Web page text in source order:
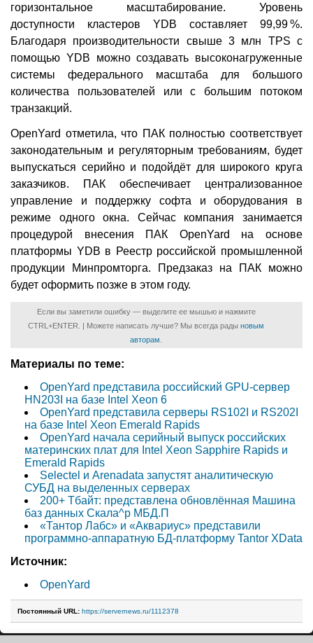
горизонтальное масштабирование. Уровень
доступности кластеров YDB составляет 99,99 %.
Благодаря производительности свыше 3 млн TPS с
помощью YDB можно создавать высоконагруженные
системы федерального масштаба для большого
количества пользователей или с большим потоком
транзакций.
OpenYard отметила, что ПАК полностью соответствует
законодательным и регуляторным требованиям, будет
выпускаться серийно и подойдёт для широкого круга
заказчиков. ПАК обеспечивает централизованное
управление и поддержку софта и оборудования в
режиме одного окна. Сейчас компания занимается
процедурой внесения ПАК OpenYard на основе
платформы YDB в Реестр российской промышленной
продукции Минпромторга. Предзаказ на ПАК можно
будет оформить позже в этом году.
Если вы заметили ошибку — выделите ее мышью и нажмите
CTRL+ENTER. | Можете написать лучше? Мы всегда рады новым
авторам
Материалы по теме:
OpenYard представила российский GPU-сервер
HN203I на базе Intel Xeon 6
OpenYard представила серверы RS102I и RS202I
на базе Intel Xeon Emerald Rapids
OpenYard начала серийный выпуск российских
материнских плат для Intel Xeon Sapphire Rapids и
Emerald Rapids
Selectel и Arenadata запустят аналитическую
СУБД на выделенных серверах
200+ Тбайт: представлена обновлённая Машина
баз данных Скала^р МБД.П
«Тантор Лабс» и «Аквариус» представили
программно-аппаратную БД-платформу Tantor XData
Источник:
OpenYard
Постоянный URL: https://servernews.ru/1112378